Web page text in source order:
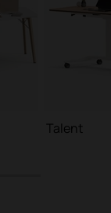
Talent